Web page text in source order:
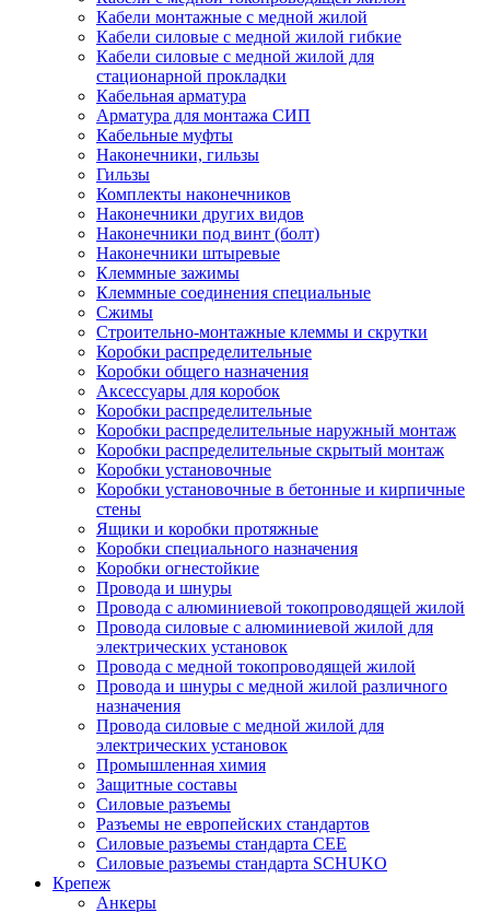
Кабели монтажные с медной жилой
Кабели силовые с медной жилой гибкие
Кабели силовые с медной жилой для
стационарной прокладки
Кабельная арматура
Арматура для монтажа СИП
Кабельные муфты
Наконечники, гильзы
Гильзы
Комплекты наконечников
Наконечники других видов
Наконечники под винт (болт)
Наконечники штыревые
Клеммные зажимы
Клеммные соединения специальные
Сжимы
Строительно-монтажные клеммы и скрутки
Коробки распределительные
Коробки общего назначения
Аксессуары для коробок
Коробки распределительные
Коробки распределительные наружный монтаж
Коробки распределительные скрытый монтаж
Коробки установочные
Коробки установочные в бетонные и кирпичные
стены
Ящики и коробки протяжные
Коробки специального назначения
Коробки огнестойкие
Провода и шнуры
Провода с алюминиевой токопроводящей жилой
Провода силовые с алюминиевой жилой для
электрических установок
Провода с медной токопроводящей жилой
Провода и шнуры с медной жилой различного
назначения
Провода силовые с медной жилой для
электрических установок
Промышленная химия
Защитные составы
Силовые разъемы
Разъемы не европейских стандартов
Силовые разъемы стандарта CEE
Силовые разъемы стандарта SCHUKO
Крепеж
Анкеры